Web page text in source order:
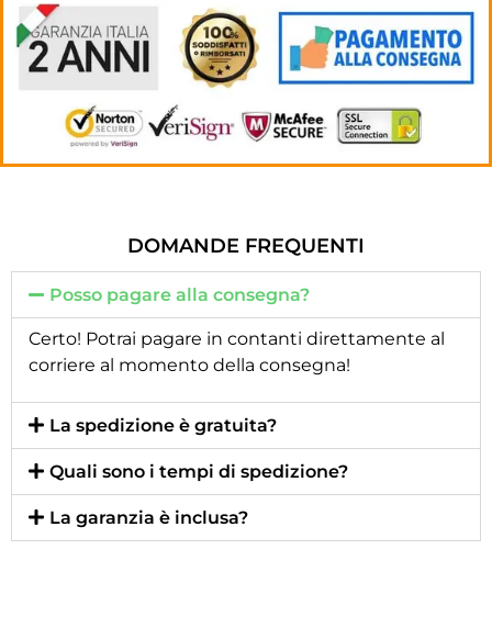
DOMANDE FREQUENTI
Posso pagare alla consegna?
Certo! Potrai pagare in contanti direttamente al
corriere al momento della consegna!
La spedizione è gratuita?
Quali sono i tempi di spedizione?
La garanzia è inclusa?